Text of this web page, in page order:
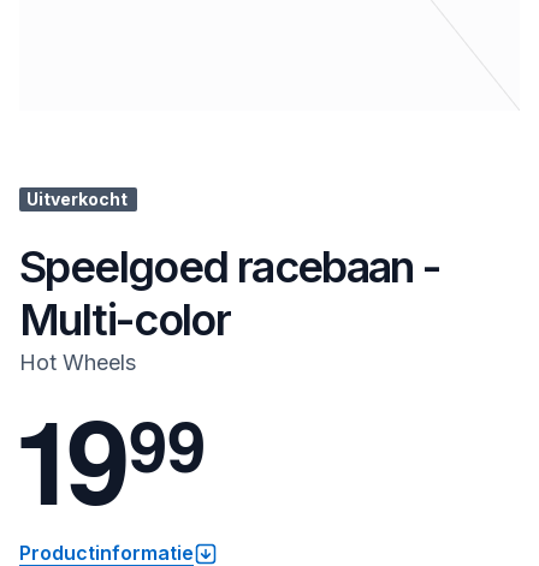
Uitverkocht
Speelgoed racebaan -
Multi-color
Hot Wheels
1999
Productinformatie